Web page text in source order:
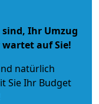
sind, Ihr Umzug
auf Sie!
natürlich
Sie Ihr Budget